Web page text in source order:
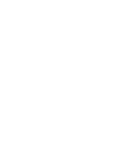
pouvez trouver résine
et professionnels :